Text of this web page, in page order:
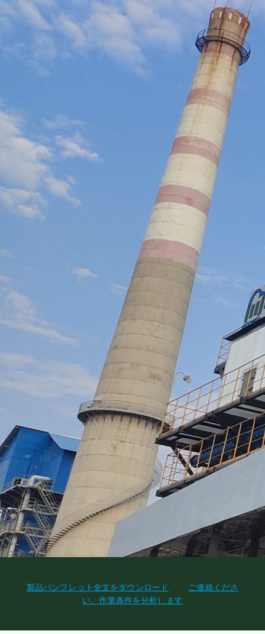
製品パンフレット全文をダウンロード
ご連絡くださ
い、作業条件を分析します